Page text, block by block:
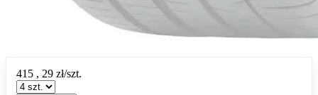
415 , 29 zł/szt.